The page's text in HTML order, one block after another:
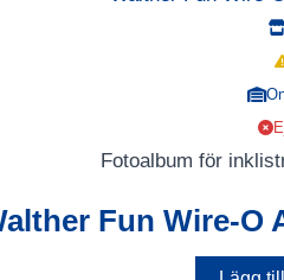
Fotoalbum för
Fun Wire-O